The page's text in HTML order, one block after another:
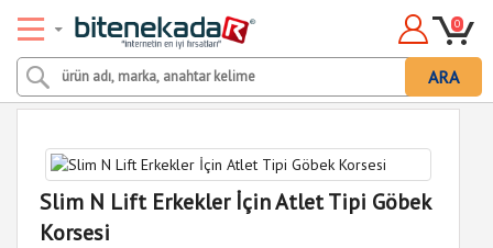
ARA
0
Slim N Lift Erkekler İçin Atlet Tipi Göbek
Korsesi